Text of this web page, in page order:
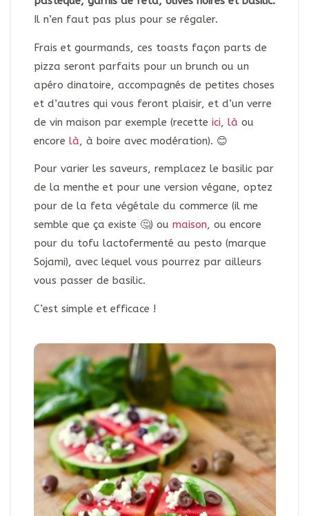
Il n’en faut pas plus pour se régaler.
Frais et gourmands, ces toasts façon parts de
pizza seront parfaits pour un brunch ou un
apéro dinatoire, accompagnés de petites choses
et d’autres qui vous feront plaisir, et d’un verre
de vin maison par exemple (recette ici, là ou
encore là, à boire avec modération). 😊
Pour varier les saveurs, remplacez le basilic par
de la menthe et pour une version végane, optez
pour de la feta végétale du commerce (il me
semble que ça existe 🤔) ou maison, ou encore
pour du tofu lactofermenté au pesto (marque
Sojami), avec lequel vous pourrez par ailleurs
vous passer de basilic.
C’est simple et efficace !